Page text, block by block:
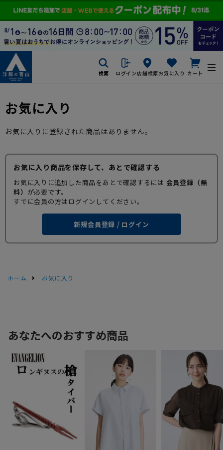
検索 ログイン店舗検索お気に入り カート
お気に入り
お気に入りに登録された商品はありません。
お気に入り商品を保存して、あとで確認する
お気に入りに追加した商品をあとで確認するには 会員登録（無
料） が必要です。
すでに会員の方はログインしてください。
新規会員登録 / ログイン
ホーム お気に入り